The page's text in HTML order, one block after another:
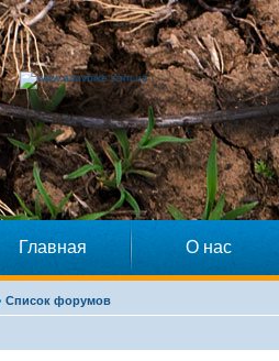
Главная О нас
Список форумов